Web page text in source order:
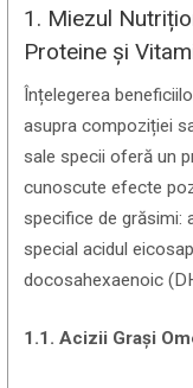
1. Miezul
Proteine și
Înțelegerea
asupra compoziției
sale specii oferă un
cunoscute efecte
specifice de grăsimi:
special acidul
docosahexaenoic
1.1. Acizii Grași